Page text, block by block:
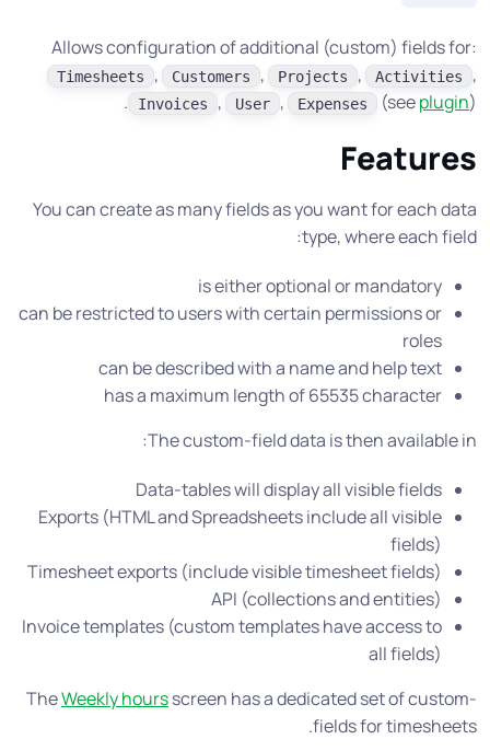
Allows configuration of additional (custom) fields for:
Timesheets , Customers , Projects , Activities ,
Invoices , User , Expenses (seeplugin).
Features
You can create as many fields as you want for each data
type, where each field:
is either optional or mandatory
can be restricted to users with certain permissions or
roles
can be described with a name and help text
has a maximum length of 65535 character
The custom-field data is then available in:
Data-tables will display all visible fields
Exports (HTML and Spreadsheets include all visible
fields)
Timesheet exports (include visible timesheet fields)
API (collections and entities)
Invoice templates (custom templates have access to
all fields)
TheWeekly hoursscreen has a dedicated set of custom-
fields for timesheets.